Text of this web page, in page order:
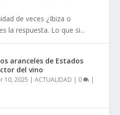
de veces ¿Ibiza o
la respuesta. Lo que si...
aranceles de Estados
del vino
10, 2025 |ACTUALIDAD | 0 |